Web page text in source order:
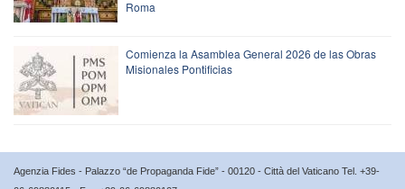
Roma
Comienza la Asamblea General 2026 de las Obras
Misionales Pontificias
Agenzia Fides - Palazzo “de Propaganda Fide” - 00120 - Città del Vaticano Tel. +39-